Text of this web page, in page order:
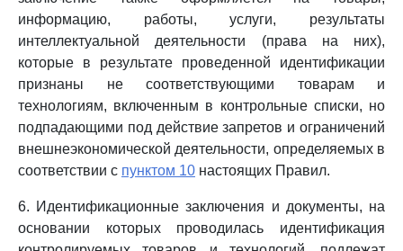
информацию, работы, услуги, результаты
интеллектуальной деятельности (права на них),
которые в результате проведенной идентификации
признаны не соответствующими товарам и
технологиям, включенным в контрольные списки, но
подпадающими под действие запретов и ограничений
внешнеэкономической деятельности, определяемых в
соответствии с пунктом 10 настоящих Правил.
6. Идентификационные заключения и документы, на
основании которых проводилась идентификация